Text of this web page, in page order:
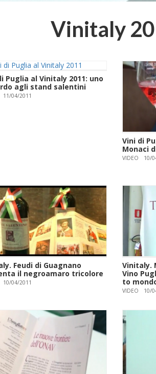
Vinitaly
Puglia al Vinitaly 2011: uno
agli stand salentini
11/04/2011
Vini di
Monaci
VIDEO 10/
Feudi di Guagnano
il negroamaro tricolore
10/04/2011
Vinitaly.
Vino
to
VIDEO 10/